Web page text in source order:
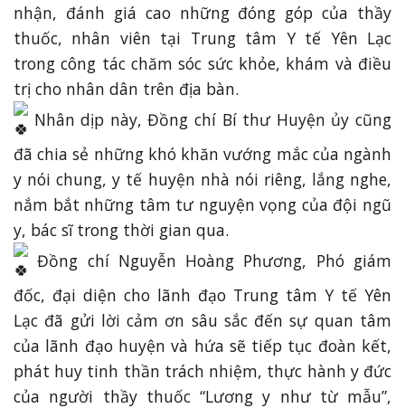
nhận, đánh giá cao những đóng góp của thầy
thuốc, nhân viên tại Trung tâm Y tế Yên Lạc
trong công tác chăm sóc sức khỏe, khám và điều
trị cho nhân dân trên địa bàn.
Nhân dịp này, Đồng chí Bí thư Huyện ủy cũng
đã chia sẻ những khó khăn vướng mắc của ngành
y nói chung, y tế huyện nhà nói riêng, lắng nghe,
nắm bắt những tâm tư nguyện vọng của đội ngũ
y, bác sĩ trong thời gian qua.
Đồng chí Nguyễn Hoàng Phương, Phó giám
đốc, đại diện cho lãnh đạo Trung tâm Y tế Yên
Lạc đã gửi lời cảm ơn sâu sắc đến sự quan tâm
của lãnh đạo huyện và hứa sẽ tiếp tục đoàn kết,
phát huy tinh thần trách nhiệm, thực hành y đức
của người thầy thuốc “Lương y như từ mẫu”,